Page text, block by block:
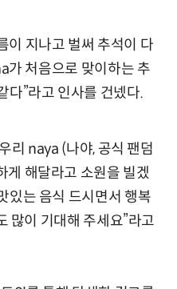
이 지나고 벌써 추석이 다
가 처음으로 맞이하는 추
다”라고 인사를 건넸다.
리 naya (나야, 공식 팬덤
게 해달라고 소원을 빌겠
있는 음식 드시면서 행복
많이 기대해 주세요”라고